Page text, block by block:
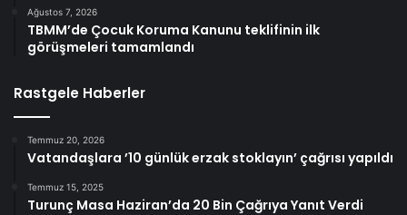
Ağustos 7, 2026
TBMM’de Çocuk Koruma Kanunu teklifinin ilk
görüşmeleri tamamlandı
Rastgele Haberler
Temmuz 20, 2026
Vatandaşlara ’10 günlük erzak stoklayın’ çağrısı yapıldı
Temmuz 15, 2025
Turunç Masa Haziran’da 20 Bin Çağrıya Yanıt Verdi